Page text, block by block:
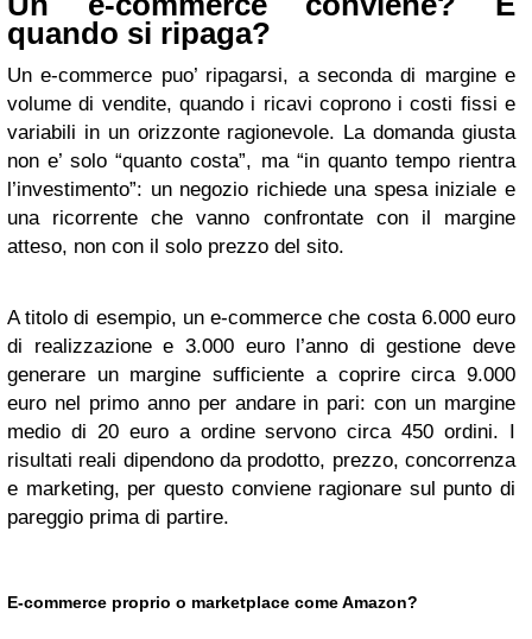
quando si ripaga?
Un e-commerce puo’ ripagarsi, a seconda di margine e
volume di vendite, quando i ricavi coprono i costi fissi e
variabili in un orizzonte ragionevole. La domanda giusta
non e’ solo “quanto costa”, ma “in quanto tempo rientra
l’investimento”: un negozio richiede una spesa iniziale e
una ricorrente che vanno confrontate con il margine
atteso, non con il solo prezzo del sito.
A titolo di esempio, un e-commerce che costa 6.000 euro
di realizzazione e 3.000 euro l’anno di gestione deve
generare un margine sufficiente a coprire circa 9.000
euro nel primo anno per andare in pari: con un margine
medio di 20 euro a ordine servono circa 450 ordini. I
risultati reali dipendono da prodotto, prezzo, concorrenza
e marketing, per questo conviene ragionare sul punto di
pareggio prima di partire.
E-commerce proprio o marketplace come Amazon?